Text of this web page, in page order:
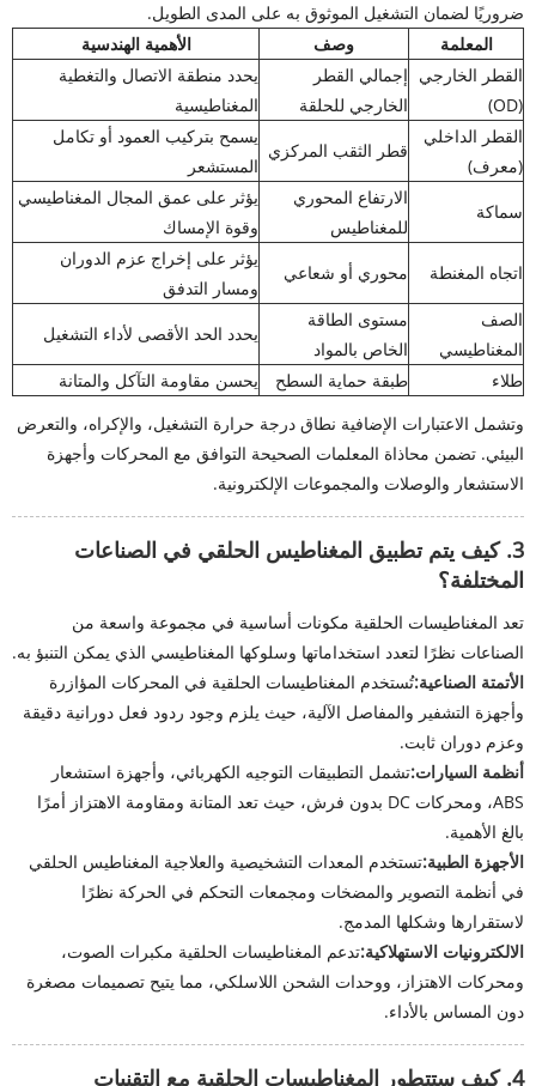
ضروريًا لضمان التشغيل الموثوق به على المدى الطويل.
المعلمة
وصف
الأهمية الهندسية
القطر الخارجي
(OD)
إجمالي القطر
الخارجي للحلقة
يحدد منطقة الاتصال والتغطية
المغناطيسية
القطر الداخلي
(معرف)
قطر الثقب المركزي
يسمح بتركيب العمود أو تكامل
المستشعر
سماكة
الارتفاع المحوري
للمغناطيس
يؤثر على عمق المجال المغناطيسي
وقوة الإمساك
اتجاه المغنطة
محوري أو شعاعي
يؤثر على إخراج عزم الدوران
ومسار التدفق
الصف
المغناطيسي
مستوى الطاقة
الخاص بالمواد
يحدد الحد الأقصى لأداء التشغيل
طلاء طبقة حماية السطح
يحسن مقاومة التآكل والمتانة
وتشمل الاعتبارات الإضافية نطاق درجة حرارة التشغيل، والإكراه، والتعرض
البيئي. تضمن محاذاة المعلمات الصحيحة التوافق مع المحركات وأجهزة
الاستشعار والوصلات والمجموعات الإلكترونية.
3. كيف يتم تطبيق المغناطيس الحلقي في الصناعات
المختلفة؟
تعد المغناطيسات الحلقية مكونات أساسية في مجموعة واسعة من
الصناعات نظرًا لتعدد استخداماتها وسلوكها المغناطيسي الذي يمكن التنبؤ به.
الأتمتة الصناعية:تُستخدم المغناطيسات الحلقية في المحركات المؤازرة
وأجهزة التشفير والمفاصل الآلية، حيث يلزم وجود ردود فعل دورانية دقيقة
وعزم دوران ثابت.
أنظمة السيارات:تشمل التطبيقات التوجيه الكهربائي، وأجهزة استشعار
ABS، ومحركات DC بدون فرش، حيث تعد المتانة ومقاومة الاهتزاز أمرًا
بالغ الأهمية.
الأجهزة الطبية:تستخدم المعدات التشخيصية والعلاجية المغناطيس الحلقي
في أنظمة التصوير والمضخات ومجمعات التحكم في الحركة نظرًا
لاستقرارها وشكلها المدمج.
الالكترونيات الاستهلاكية:تدعم المغناطيسات الحلقية مكبرات الصوت،
ومحركات الاهتزاز، ووحدات الشحن اللاسلكي، مما يتيح تصميمات مصغرة
دون المساس بالأداء.
4. كيف ستتطور المغناطيسات الحلقية مع التقنيات